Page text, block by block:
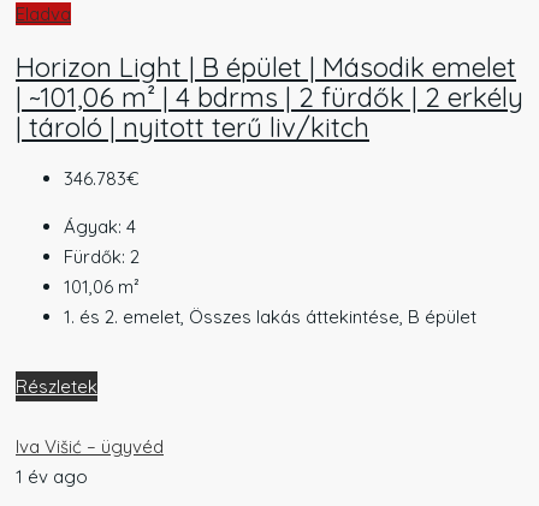
Eladva
Horizon Light | B épület | Második emelet
| ~101,06 m² | 4 bdrms | 2 fürdők | 2 erkély
| tároló | nyitott terű liv/kitch
346.783€
Ágyak: 4
Fürdők: 2
101,06 m²
1. és 2. emelet, Összes lakás áttekintése, B épület
Részletek
Iva Višić – ügyvéd
1 év ago